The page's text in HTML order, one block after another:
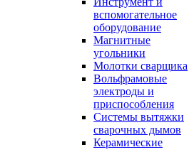
вспомогательное
оборудование
Магнитные
угольники
Молотки сварщика
Вольфрамовые
электроды и
приспособления
Системы вытяжки
сварочных дымов
Керамические